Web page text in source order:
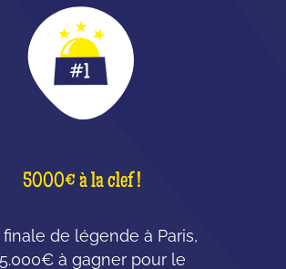
5000€ à la clef !
de légende à Paris,
à gagner pour le